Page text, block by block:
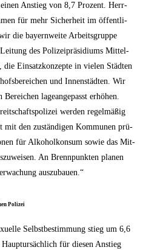
Anstieg von 8,7 Pro­zent. Herr­
für mehr Sicher­heit im öffent­li­
die bay­ern­wei­te Arbeits­grup­pe
Lei­tung des Poli­zei­prä­si­di­ums Mit­tel­
Ein­satz­kon­zep­te in vie­len Städ­ten
und Innen­städ­ten. Wir
lage­an­ge­passt erhö­hen.
wer­den regel­mä­ßig
mit den zustän­di­gen Kom­mu­nen prü­
für Alko­hol­kon­sum sowie das Mit­
An Brenn­punk­ten pla­nen
auszubauen.“
Polizei
Selbst­be­stim­mung stieg um 6,6
für die­sen Anstieg